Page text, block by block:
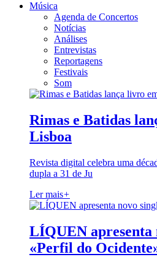
Música
Agenda de Concertos
Notícias
Análises
Entrevistas
Reportagens
Festivais
Som
Rimas e Batidas
Lisboa
Revista digital celebra uma
dupla a 31 de Ju
Ler mais+
LÍQUEN apresenta
«Perfil do